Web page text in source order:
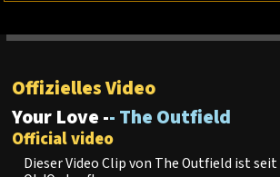
Offizielles Video
Your Love -- The Outfield
Official video
Dieser Video Clip von The Outfield ist seit